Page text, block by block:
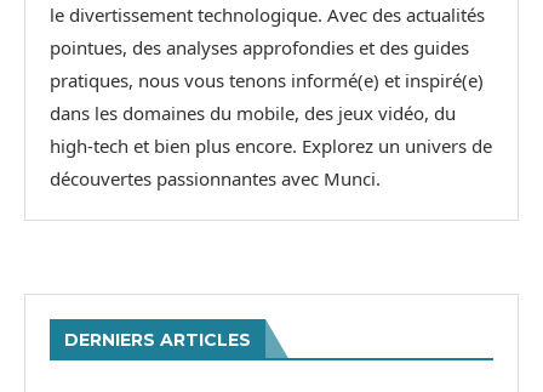
le divertissement technologique. Avec des actualités
pointues, des analyses approfondies et des guides
pratiques, nous vous tenons informé(e) et inspiré(e)
dans les domaines du mobile, des jeux vidéo, du
high-tech et bien plus encore. Explorez un univers de
découvertes passionnantes avec Munci.
DERNIERS ARTICLES